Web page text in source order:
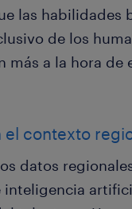
las habilidades
de los
más a la hora de
el contexto
datos